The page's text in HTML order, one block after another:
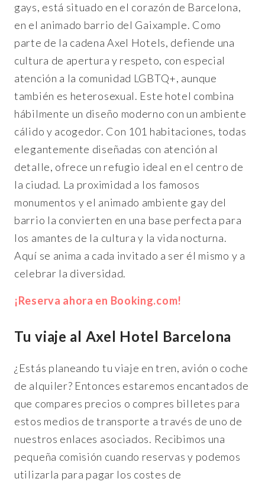
gays, está situado en el corazón de Barcelona,
en el animado barrio del Gaixample. Como
parte de la cadena Axel Hotels, defiende una
cultura de apertura y respeto, con especial
atención a la comunidad LGBTQ+, aunque
también es heterosexual. Este hotel combina
hábilmente un diseño moderno con un ambiente
cálido y acogedor. Con 101 habitaciones, todas
elegantemente diseñadas con atención al
detalle, ofrece un refugio ideal en el centro de
la ciudad. La proximidad a los famosos
monumentos y el animado ambiente gay del
barrio la convierten en una base perfecta para
los amantes de la cultura y la vida nocturna.
Aquí se anima a cada invitado a ser él mismo y a
celebrar la diversidad.
¡Reserva ahora en Booking.com!
Tu viaje al Axel Hotel Barcelona
¿Estás planeando tu viaje en tren, avión o coche
de alquiler? Entonces estaremos encantados de
que compares precios o compres billetes para
estos medios de transporte a través de uno de
nuestros enlaces asociados. Recibimos una
pequeña comisión cuando reservas y podemos
utilizarla para pagar los costes de